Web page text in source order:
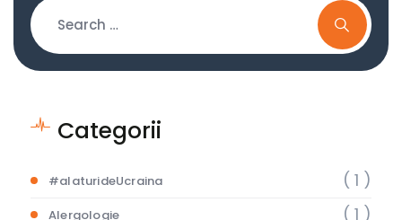
Categorii
#alaturideUcraina ( 1 )
Alergologie ( 1 )